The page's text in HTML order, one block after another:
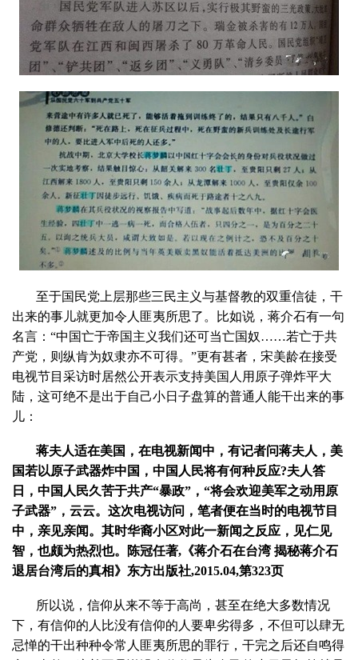
至于国民党上层那些三民主义与基督教的双重信徒，干
出来的事儿就更加令人匪夷所思了。比如说，蒋介石有一句
名言：“中国亡于帝国主义我们还可当亡国奴……若亡于共
产党，则纵肯为奴隶亦不可得。”更有甚者，宋美龄在接受
电视节目采访时居然公开表示支持美国人用原子弹炸平大
陆，这可绝不是出于自己小日子盘算的普通人能干出来的事
儿：
蒋夫人适在美国，在电视新闻中，有记者问蒋夫人，美
国若以原子武器炸中国，中国人民将有何种反应?夫人答
日，中国人民久苦于共产“暴政”，“将会欢迎美军之动用原
子武器”，云云。这次电视访问，笔者便在当时的电视节目
中，亲见亲闻。其时华裔小区对此一新闻之反应，见仁见
智，也颇为热烈也。陈冠任著,《蒋介石在台湾 揭秘蒋介石
退居台湾后的真相》东方出版社,2015.04,第323页
所以说，信仰从来不等于高尚，甚至在绝大多数情况
下，有信仰的人比没有信仰的人要卑劣得多，不但可以肆无
忌惮的干出种种令常人匪夷所思的罪行，干完之后还自鸣得